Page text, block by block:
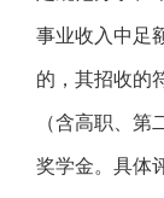
事业收入中足
的，其招收的
（含高职、
奖学金。具体